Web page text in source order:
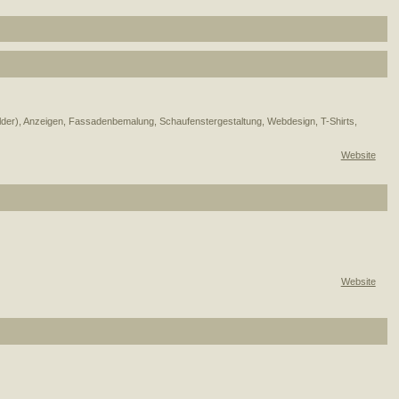
Anzeigen, Fassadenbemalung, Schaufenstergestaltung, Webdesign, T-Shirts,
Website
Website